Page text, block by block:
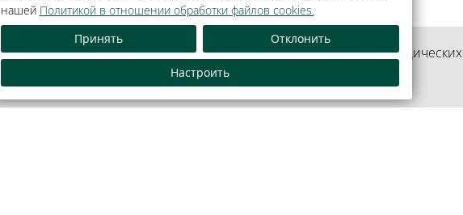
нашей Политикой в отношении обработки файлов cookies.
Принять
Отклонить
Настроить
Как оплатить банковской
Обращения граждан и юридических